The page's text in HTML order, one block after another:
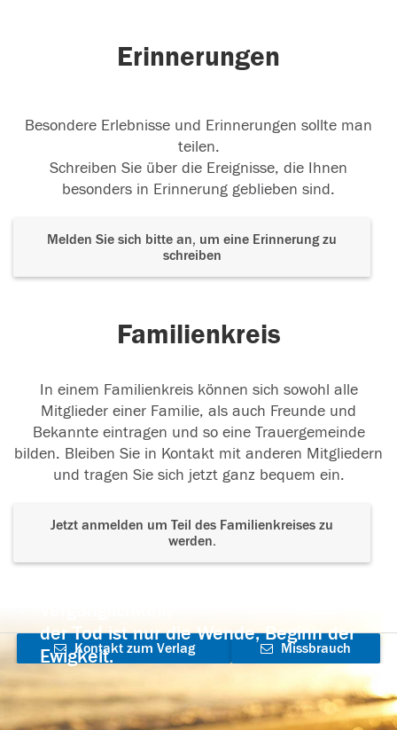
Erinnerungen
Besondere Erlebnisse und Erinnerungen sollte man
teilen.
Schreiben Sie über die Ereignisse, die Ihnen
besonders in Erinnerung geblieben sind.
Melden Sie sich bitte an, um eine Erinnerung zu
schreiben
Familienkreis
In einem Familienkreis können sich sowohl alle
Mitglieder einer Familie, als auch Freunde und
Bekannte eintragen und so eine Trauergemeinde
bilden. Bleiben Sie in Kontakt mit anderen Mitgliedern
und tragen Sie sich jetzt ganz bequem ein.
Jetzt anmelden um Teil des Familienkreises zu
werden.
der Tod ist nur die Wende, Beginn der
Ewigkeit.
Kontakt zum Verlag
aufnehmen
Missbrauch